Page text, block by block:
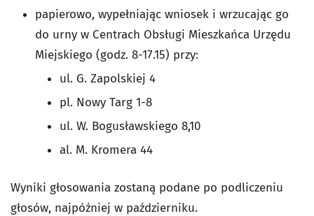
papierowo, wypełniając wniosek i wrzucając go
do urny w Centrach Obsługi Mieszkańca Urzędu
Miejskiego (godz. 8-17.15) przy:
ul. G. Zapolskiej 4
pl. Nowy Targ 1-8
ul. W. Bogusławskiego 8,10
al. M. Kromera 44
Wyniki głosowania zostaną podane po podliczeniu
głosów, najpóźniej w październiku.